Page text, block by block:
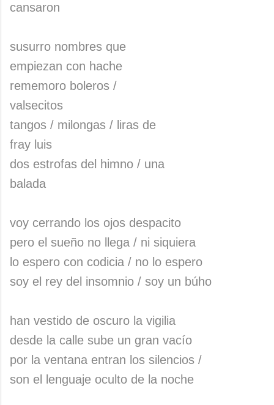
cansaron
susurro nombres que
empiezan con hache
rememoro boleros /
valsecitos
tangos / milongas / liras de
fray luis
dos estrofas del himno / una
balada
voy cerrando los ojos despacito
pero el sueño no llega / ni siquiera
lo espero con codicia / no lo espero
soy el rey del insomnio / soy un búho
han vestido de oscuro la vigilia
desde la calle sube un gran vacío
por la ventana entran los silencios /
son el lenguaje oculto de la noche